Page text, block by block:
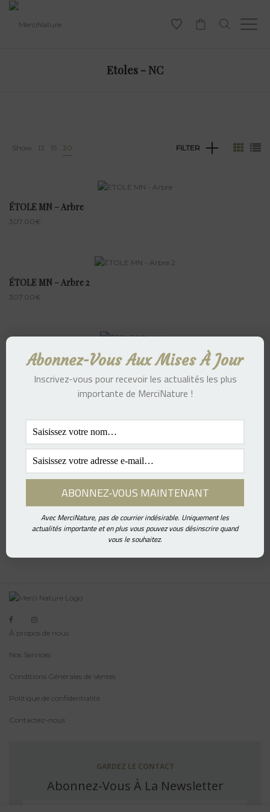
Etoles - NC
Show 12 15 30 FILTER
ÉTOLE MN – Arbre
307.00€
ÉTOLE MN – Arbre 2
307.00€
ÉTOLE MN – Lion
ÉTOLE POCHE MN – Lion
À propos de nous
Nos Services
Conditions Générales de Ventes
Politique de confidentialité
Contactez-nous
GARDEZ LE CONTACT
Abonnez-Vous À La Newsletter
Abonnez-Vous Aux Mises À Jour
Inscrivez-vous pour recevoir les actualités les plus
importante de MerciNature !
Avec MerciNature, pas de courrier indésirable. Uniquement les
actualités importante et en plus vous pouvez vous désinscrire quand
vous le souhaitez.